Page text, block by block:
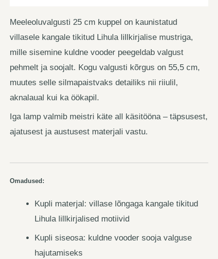
Meeleoluvalgusti 25 cm kuppel on kaunistatud
villasele kangale tikitud Lihula lillkirjalise mustriga,
mille sisemine kuldne vooder peegeldab valgust
pehmelt ja soojalt. Kogu valgusti kõrgus on 55,5 cm,
muutes selle silmapaistvaks detailiks nii riiulil,
aknalaual kui ka öökapil.
Iga lamp valmib meistri käte all käsitööna – täpsusest,
ajatusest ja austusest materjali vastu.
Omadused:
Kupli materjal: villase lõngaga kangale tikitud
Lihula lillkirjalised motiivid
Kupli siseosa: kuldne vooder sooja valguse
hajutamiseks